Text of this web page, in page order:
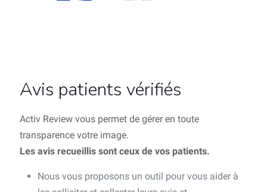
Avis patients vérifiés
Activ Review vous permet de gérer en toute
transparence votre image.
Les avis recueillis sont ceux de vos patients.
Nous vous proposons un outil pour vous aider à